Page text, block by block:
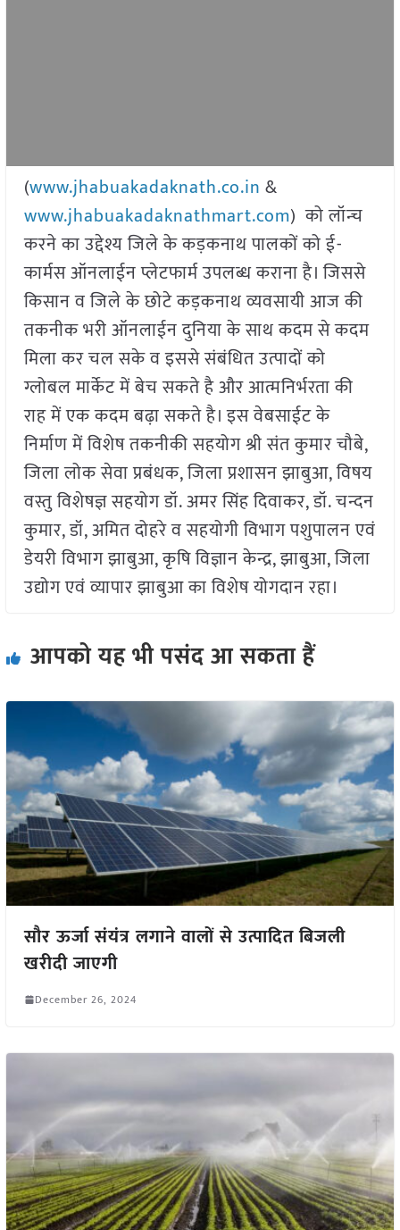
(www.jhabuakadaknath.co.in &
www.jhabuakadaknathmart.com) को लॉन्च
करने का उद्देश्य जिले के कड़कनाथ पालकों को ई-
कार्मस ऑनलाईन प्लेटफार्म उपलब्ध कराना है। जिससे
किसान व जिले के छोटे कड़कनाथ व्यवसायी आज की
तकनीक भरी ऑनलाईन दुनिया के साथ कदम से कदम
मिला कर चल सके व इससे संबंधित उत्पादों को
ग्लोबल मार्केट में बेच सकते है और आत्मनिर्भरता की
राह में एक कदम बढ़ा सकते है। इस वेबसाईट के
निर्माण में विशेष तकनीकी सहयोग श्री संत कुमार चौबे,
जिला लोक सेवा प्रबंधक, जिला प्रशासन झाबुआ, विषय
वस्तु विशेषज्ञ सहयोग डॉ. अमर सिंह दिवाकर, डॉ. चन्दन
कुमार, डॉ, अमित दोहरे व सहयोगी विभाग पशुपालन एवं
डेयरी विभाग झाबुआ, कृषि विज्ञान केन्द्र, झाबुआ, जिला
उद्योग एवं व्यापार झाबुआ का विशेष योगदान रहा।
आपको यह भी पसंद आ सकता हैं
सौर ऊर्जा संयंत्र लगाने वालों से उत्पादित बिजली
खरीदी जाएगी
December 26, 2024